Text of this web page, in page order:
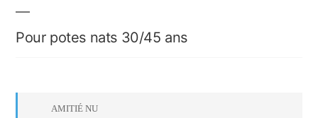
Pour potes nats 30/45 ans
AMITIÉ NU